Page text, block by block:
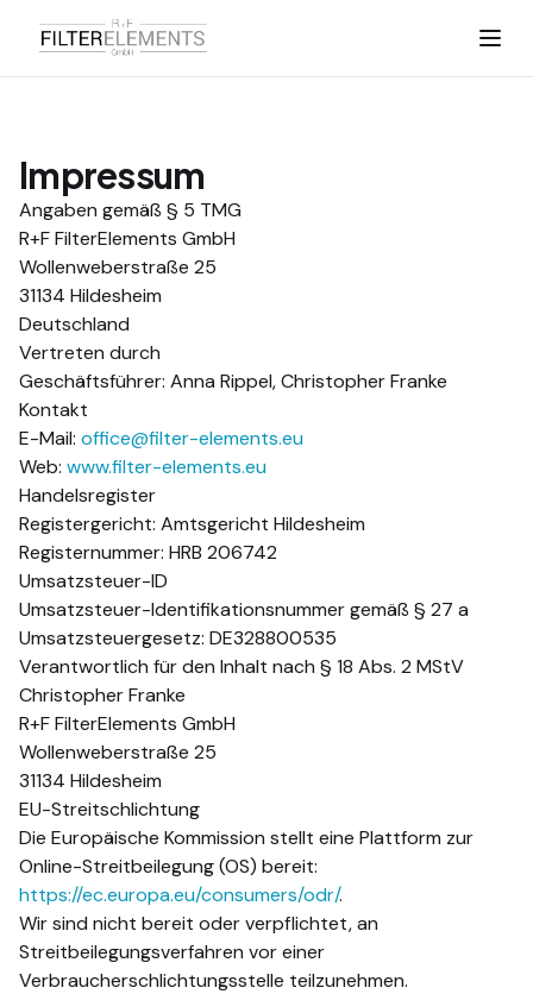
Impressum
Angaben gemäß § 5 TMG
R+F FilterElements GmbH
Wollenweberstraße 25
31134 Hildesheim
Deutschland
Vertreten durch
Geschäftsführer: Anna Rippel, Christopher Franke
Kontakt
E-Mail: office@filter-elements.eu
Web: www.filter-elements.eu
Handelsregister
Registergericht: Amtsgericht Hildesheim
Registernummer: HRB 206742
Umsatzsteuer-ID
Umsatzsteuer-Identifikationsnummer gemäß § 27 a
Umsatzsteuergesetz: DE328800535
Verantwortlich für den Inhalt nach § 18 Abs. 2 MStV
Christopher Franke
R+F FilterElements GmbH
Wollenweberstraße 25
31134 Hildesheim
EU-Streitschlichtung
Die Europäische Kommission stellt eine Plattform zur
Online-Streitbeilegung (OS) bereit:
https://ec.europa.eu/consumers/odr/.
Wir sind nicht bereit oder verpflichtet, an
Streitbeilegungsverfahren vor einer
Verbraucherschlichtungsstelle teilzunehmen.